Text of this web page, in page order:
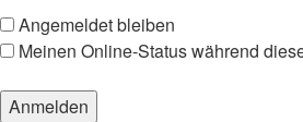
Angemeldet bleiben
Meinen Online-Status während